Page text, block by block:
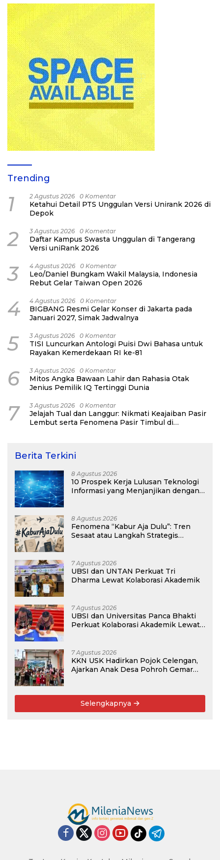
Trending
1 2 Agustus 2026 0 Komentar
Ketahui Detail PTS Unggulan Versi Unirank 2026 di
Depok
2 3 Agustus 2026 0 Komentar
Daftar Kampus Swasta Unggulan di Tangerang
Versi uniRank 2026
3 4 Agustus 2026 0 Komentar
Leo/Daniel Bungkam Wakil Malaysia, Indonesia
Rebut Gelar Taiwan Open 2026
4 4 Agustus 2026 0 Komentar
BIGBANG Resmi Gelar Konser di Jakarta pada
Januari 2027, Simak Jadwalnya
5 3 Agustus 2026 0 Komentar
TISI Luncurkan Antologi Puisi Dwi Bahasa untuk
Rayakan Kemerdekaan RI ke-81
6 3 Agustus 2026 0 Komentar
Mitos Angka Bawaan Lahir dan Rahasia Otak
Jenius Pemilik IQ Tertinggi Dunia
7 3 Agustus 2026 0 Komentar
Jelajah Tual dan Langgur: Nikmati Keajaiban Pasir
Lembut serta Fenomena Pasir Timbul di
Berita Terkini
8 Agustus 2026
10 Prospek Kerja Lulusan Teknologi
Informasi yang Menjanjikan dengan
8 Agustus 2026
Fenomena “Kabur Aja Dulu”: Tren
Sesaat atau Langkah Strategis
7 Agustus 2026
UBSI dan UNTAN Perkuat Tri
Dharma Lewat Kolaborasi Akademik
7 Agustus 2026
UBSI dan Universitas Panca Bhakti
Perkuat Kolaborasi Akademik Lewat
7 Agustus 2026
KKN USK Hadirkan Pojok Celengan,
Ajarkan Anak Desa Pohroh Gemar
Selengkapnya